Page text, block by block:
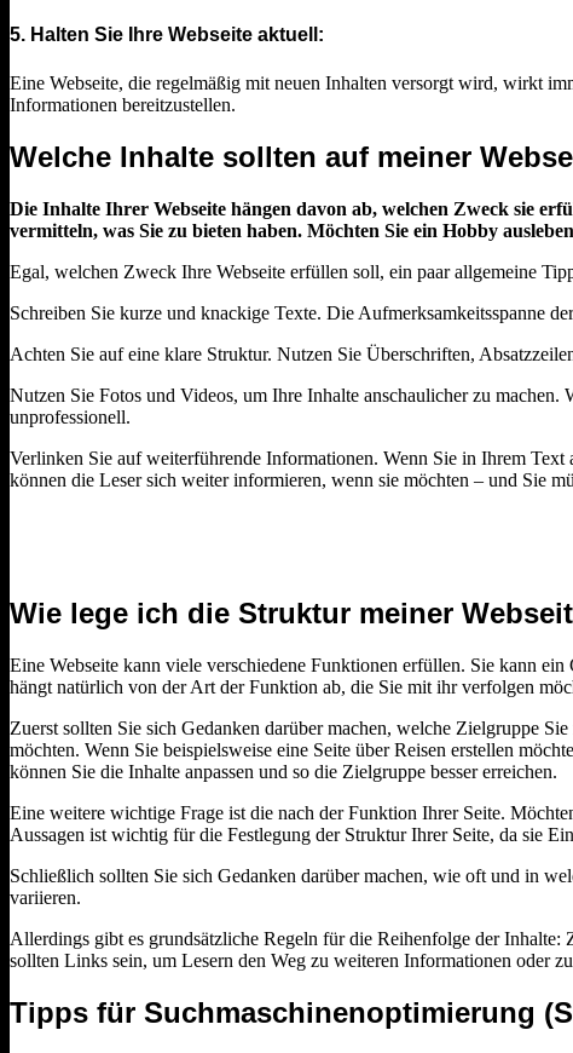
5. Halten Sie Ihre Webseite aktuell:
Eine Webseite, die regelmäßig mit neuen Inhalten versorgt wird, wirkt
Informationen bereitzustellen.
Welche Inhalte sollten auf meiner
Die Inhalte Ihrer Webseite hängen davon ab, welchen Zweck sie
vermitteln, was Sie zu bieten haben. Möchten Sie ein Hobby
Egal, welchen Zweck Ihre Webseite erfüllen soll, ein paar allgemeine
Schreiben Sie kurze und knackige Texte. Die Aufmerksamkeitsspanne
Achten Sie auf eine klare Struktur. Nutzen Sie Überschriften,
Nutzen Sie Fotos und Videos, um Ihre Inhalte anschaulicher zu
unprofessionell.
Verlinken Sie auf weiterführende Informationen. Wenn Sie in Ihrem
können die Leser sich weiter informieren, wenn sie möchten – und Sie
Wie lege ich die Struktur meiner
Eine Webseite kann viele verschiedene Funktionen erfüllen. Sie kann
hängt natürlich von der Art der Funktion ab, die Sie mit ihr verfolgen
Zuerst sollten Sie sich Gedanken darüber machen, welche Zielgruppe
möchten. Wenn Sie beispielsweise eine Seite über Reisen erstellen
können Sie die Inhalte anpassen und so die Zielgruppe besser erreichen.
Eine weitere wichtige Frage ist die nach der Funktion Ihrer Seite.
Aussagen ist wichtig für die Festlegung der Struktur Ihrer Seite, da sie
Schließlich sollten Sie sich Gedanken darüber machen, wie oft und in
variieren.
Allerdings gibt es grundsätzliche Regeln für die Reihenfolge der
sollten Links sein, um Lesern den Weg zu weiteren Informationen oder
Tipps für Suchmaschinenoptimierung